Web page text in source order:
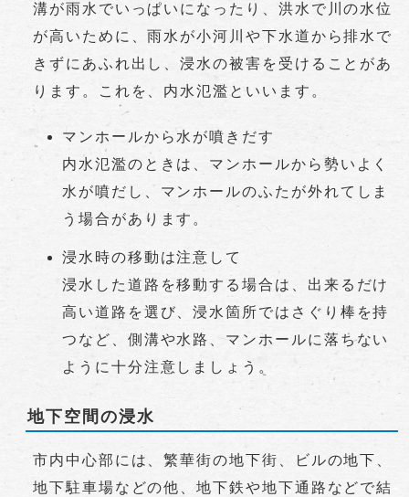
溝が雨水でいっぱいになったり、洪水で川の水位
が高いために、雨水が小河川や下水道から排水で
きずにあふれ出し、浸水の被害を受けることがあ
ります。これを、内水氾濫といいます。
マンホールから水が噴きだす
内水氾濫のときは、マンホールから勢いよく
水が噴だし、マンホールのふたが外れてしま
う場合があります。
浸水時の移動は注意して
浸水した道路を移動する場合は、出来るだけ
高い道路を選び、浸水箇所ではさぐり棒を持
つなど、側溝や水路、マンホールに落ちない
ように十分注意しましょう。
地下空間の浸水
市内中心部には、繁華街の地下街、ビルの地下、
地下駐車場などの他、地下鉄や地下通路などで結